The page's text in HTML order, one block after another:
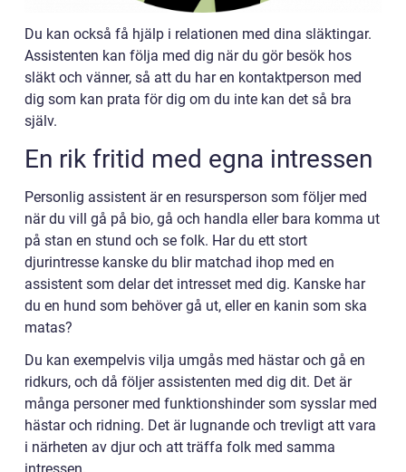
Du kan också få hjälp i relationen med dina släktingar.
Assistenten kan följa med dig när du gör besök hos
släkt och vänner, så att du har en kontaktperson med
dig som kan prata för dig om du inte kan det så bra
själv.
En rik fritid med egna intressen
Personlig assistent är en resursperson som följer med
när du vill gå på bio, gå och handla eller bara komma ut
på stan en stund och se folk. Har du ett stort
djurintresse kanske du blir matchad ihop med en
assistent som delar det intresset med dig. Kanske har
du en hund som behöver gå ut, eller en kanin som ska
matas?
Du kan exempelvis vilja umgås med hästar och gå en
ridkurs, och då följer assistenten med dig dit. Det är
många personer med funktionshinder som sysslar med
hästar och ridning. Det är lugnande och trevligt att vara
i närheten av djur och att träffa folk med samma
intressen.